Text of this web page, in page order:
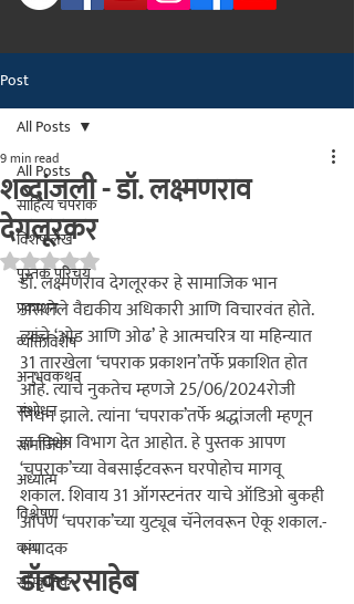
२००२ पासून...
Post
All Posts
साहित्य चपराक
विशेष लेख
पुस्तक परिचय
प्रकाशन
व्यक्तिविशेष
अनुभवकथन
संशोधन
सामाजिक
अध्यात्म
विश्लेषण
कथा
सांस्कृतिक
All Posts
शब्दांजली - डॉ. लक्ष्मणराव
देगलूरकर
9 min read
Rated NaN out of 5 stars.
डॉ. लक्ष्मणराव देगलूरकर हे सामाजिक भान
असलेले वैद्यकीय अधिकारी आणि विचारवंत होते.
त्यांचे ‘ओड आणि ओढ‌’ हे आत्मचरित्र या महिन्यात
31 तारखेला ‘चपराक प्रकाशन‌’तर्फे प्रकाशित होत
आहे. त्यांचे नुकतेच म्हणजे 25/06/2024रोजी
निधन झाले. त्यांना ‘चपराक‌’तर्फे श्रद्धांजली म्हणून
हा विशेष विभाग देत आहोत. हे पुस्तक आपण
‘चपराक‌’च्या वेबसाईटवरून घरपोहोच मागवू
शकाल. शिवाय 31 ऑगस्टनंतर याचे ऑडिओ बुकही
आपण ‘चपराक‌’च्या युट्यूब चॅनेलवरून ऐकू शकाल.-
संपादक
डॉक्टरसाहेब